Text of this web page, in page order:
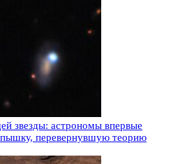
звезды: астрономы впервые
перевернувшую теорию